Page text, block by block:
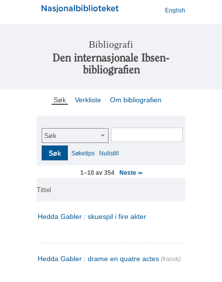
English
Bibliografi
Den internasjonale Ibsen-
bibliografien
Søk Verkliste Om bibliografien
Søk
Søk Søketips Nullstill
1–10 av 354 Neste >>
Tittel
Hedda Gabler : skuespil i fire akter
Hedda Gabler : drame en quatre actes (fransk)